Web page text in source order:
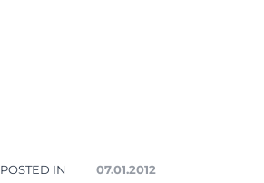
POSTED IN 07.01.2012